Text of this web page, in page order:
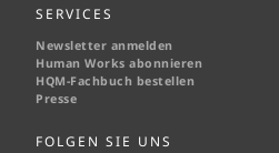
SERVICES
Newsletter anmelden
Human Works abonnieren
HQM-Fachbuch bestellen
Presse
FOLGEN SIE UNS